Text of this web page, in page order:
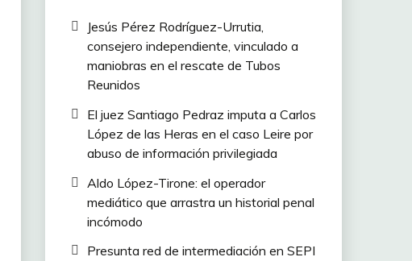
Jesús Pérez Rodríguez-Urrutia,
consejero independiente, vinculado a
maniobras en el rescate de Tubos
Reunidos
El juez Santiago Pedraz imputa a Carlos
López de las Heras en el caso Leire por
abuso de información privilegiada
Aldo López-Tirone: el operador
mediático que arrastra un historial penal
incómodo
Presunta red de intermediación en SEPI